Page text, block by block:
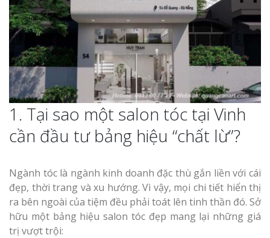
1. Tại sao một salon tóc tại Vinh
cần đầu tư bảng hiệu “chất lừ”?
Ngành tóc là ngành kinh doanh đặc thù gắn liền với cái
đẹp, thời trang và xu hướng. Vì vậy, mọi chi tiết hiển thị
ra bên ngoài của tiệm đều phải toát lên tinh thần đó. Sở
hữu một bảng hiệu salon tóc đẹp mang lại những giá
trị vượt trội:
Thi Công
Nghệ An Nâng Tầm
Hiệu
Làm Biển
Rẻ Tại Vinh Giải Pháp
Quả
Làm Hộp
Biển Led
Ma Trận
Thi Công
Nghiệp